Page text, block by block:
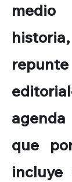
que